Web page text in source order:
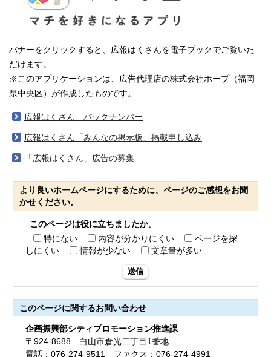
バナーをクリックすると、広報はくさんを電子ブックでご覧いた
だけます。
※このアプリケーションは、広告代理店の株式会社ホープ（福岡
県中央区）が作成したものです。
広報はくさん バックナンバー
広報はくさん「みんなの掲示板」掲載申し込み
「広報はくさん」広告の募集
より良いホームページにするために、ページのご感想をお聞
かせください。
このページは役に立ちましたか。
特にない
内容が分かりにくい
ページを探
しにくい
情報が少ない 文章量が多い
送信
このページに関するお問い合わせ
企画振興部シティプロモーション推進課
〒924-8688 白山市倉光二丁目1番地
電話：076-274-9511 ファクス：076-274-4991